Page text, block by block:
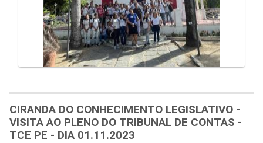
CIRANDA DO CONHECIMENTO LEGISLATIVO -
VISITA AO PLENO DO TRIBUNAL DE CONTAS -
TCE PE - DIA 01.11.2023